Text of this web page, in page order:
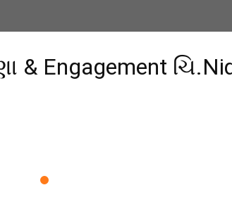
& Engagement